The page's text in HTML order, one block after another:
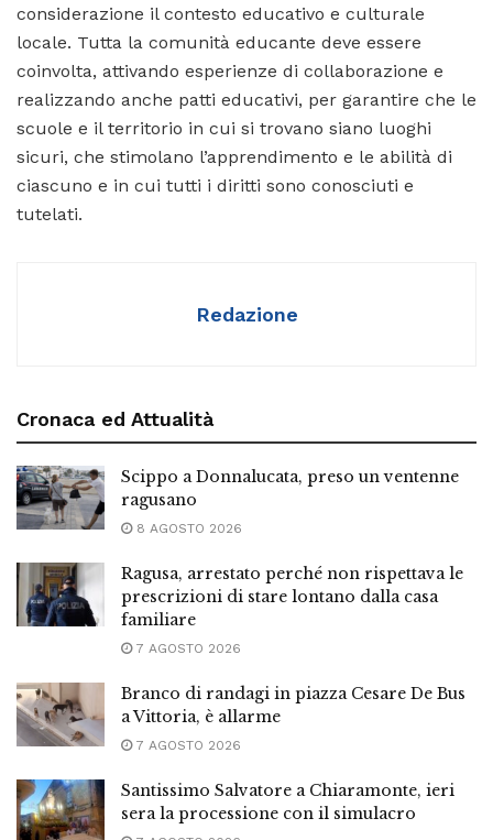
considerazione il contesto educativo e culturale
locale. Tutta la comunità educante deve essere
coinvolta, attivando esperienze di collaborazione e
realizzando anche patti educativi, per garantire che le
scuole e il territorio in cui si trovano siano luoghi
sicuri, che stimolano l’apprendimento e le abilità di
ciascuno e in cui tutti i diritti sono conosciuti e
tutelati.
Redazione
Cronaca ed Attualità
Scippo a Donnalucata, preso un ventenne
ragusano
8 AGOSTO 2026
Ragusa, arrestato perché non rispettava le
prescrizioni di stare lontano dalla casa
familiare
7 AGOSTO 2026
Branco di randagi in piazza Cesare De Bus
a Vittoria, è allarme
7 AGOSTO 2026
Santissimo Salvatore a Chiaramonte, ieri
sera la processione con il simulacro